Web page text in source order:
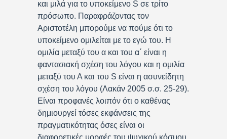
και μιλά για το υποκείμενο S σε τρίτο
πρόσωπο. Παραφράζοντας τον
Αριστοτέλη μπορούμε να πούμε ότι το
υποκείμενο ομιλείται με το εγώ του. Η
ομιλία μεταξύ του α και του α΄ είναι η
φαντασιακή σχέση του λόγου και η ομιλία
μεταξύ του Α και του S είναι η ασυνείδητη
σχέση του λόγου (Λακάν 2005 σ.σ. 25-29).
Είναι προφανές λοιπόν ότι ο καθένας
δημιουργεί τόσες εκφάνσεις της
πραγματικότητας όσες είναι οι